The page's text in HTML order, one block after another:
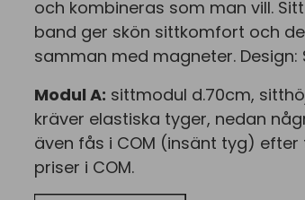
och kombineras som man vill.
band ger skön sittkomfort och
samman med magneter. Design:
Modul A: sittmodul d.70cm,
kräver elastiska tyger, nedan
även fås i COM (insänt tyg)
priser i COM.